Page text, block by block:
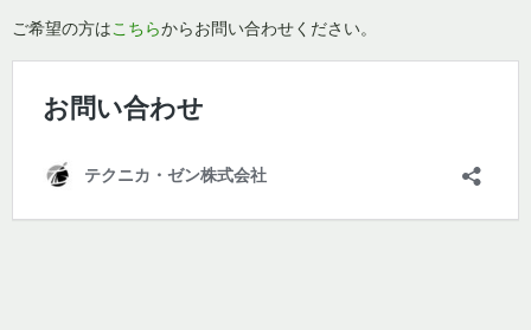
ご希望の方はこちらからお問い合わせください。